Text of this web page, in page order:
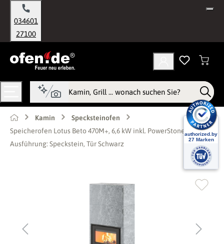
springen
034601
27100
Kamin
Specksteinofen
Speicherofen Lotus Beto 470M+, 6,6 kW inkl. PowerStones -
Ausführung: Speckstein, Tür Schwarz